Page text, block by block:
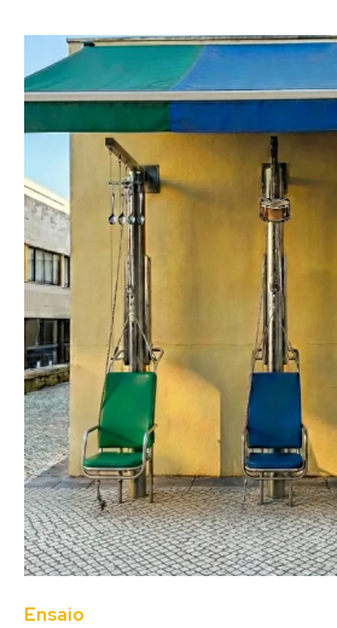
Ensaio